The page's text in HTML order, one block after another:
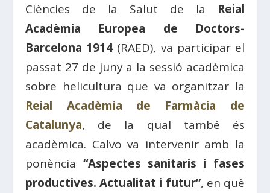
Ciències de la Salut de la Reial
Acadèmia Europea de Doctors-
Barcelona 1914 (RAED), va participar el
passat 27 de juny a la sessió acadèmica
sobre helicultura que va organitzar la
Reial Acadèmia de Farmàcia de
Catalunya, de la qual també és
acadèmica. Calvo va intervenir amb la
ponència “Aspectes sanitaris i fases
productives. Actualitat i futur”, en què